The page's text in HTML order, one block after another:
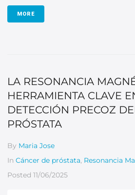
MORE
LA RESONANCIA
HERRAMIENTA CLAVE
DETECCIÓN PRECOZ
PRÓSTATA
By Maria Jose
In Cáncer de próstata, Resonancia
Posted 11/06/2025